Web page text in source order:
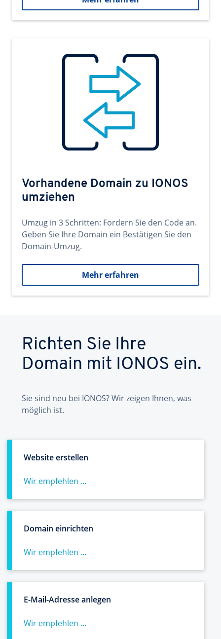
Vorhandene Domain zu IONOS
umziehen
Umzug in 3 Schritten: Fordern Sie den Code an.
Geben Sie Ihre Domain ein Bestätigen Sie den
Domain-Umzug.
Mehr erfahren
Richten Sie Ihre
Domain mit IONOS ein.
Sie sind neu bei IONOS? Wir zeigen Ihnen, was
möglich ist.
Website erstellen
Wir empfehlen ...
Domain einrichten
Wir empfehlen ...
E-Mail-Adresse anlegen
Wir empfehlen ...